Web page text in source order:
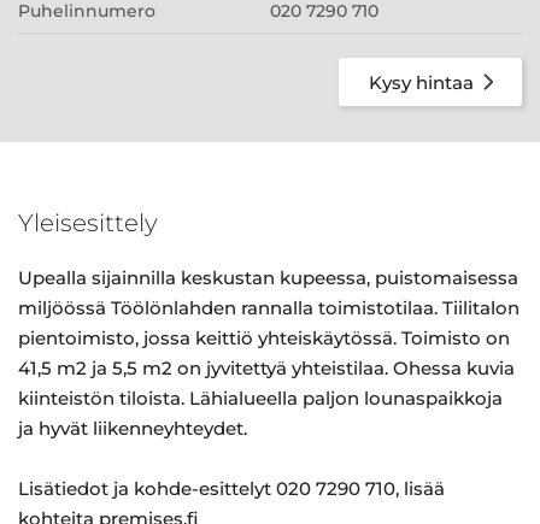
Puhelinnumero 020 7290 710
Kysy hintaa
Yleisesittely
Upealla sijainnilla keskustan kupeessa, puistomaisessa
miljöössä Töölönlahden rannalla toimistotilaa. Tiilitalon
pientoimisto, jossa keittiö yhteiskäytössä. Toimisto on
41,5 m2 ja 5,5 m2 on jyvitettyä yhteistilaa. Ohessa kuvia
kiinteistön tiloista. Lähialueella paljon lounaspaikkoja
ja hyvät liikenneyhteydet.
Lisätiedot ja kohde-esittelyt 020 7290 710, lisää
kohteita premises.fi